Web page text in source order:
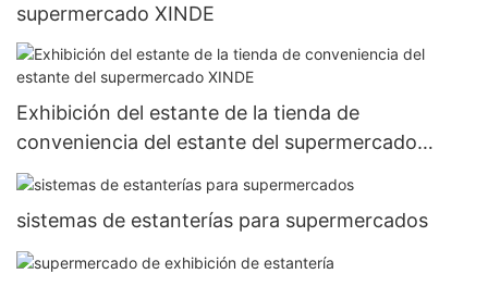
supermercado XINDE
Exhibición del estante de la tienda de
conveniencia del estante del supermercado
XINDE
sistemas de estanterías para supermercados